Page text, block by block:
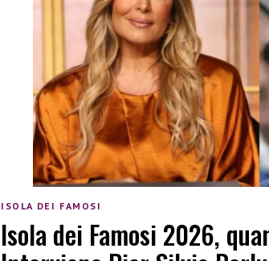
ISOLA DEI FAMOSI
Isola dei Famosi 2026,